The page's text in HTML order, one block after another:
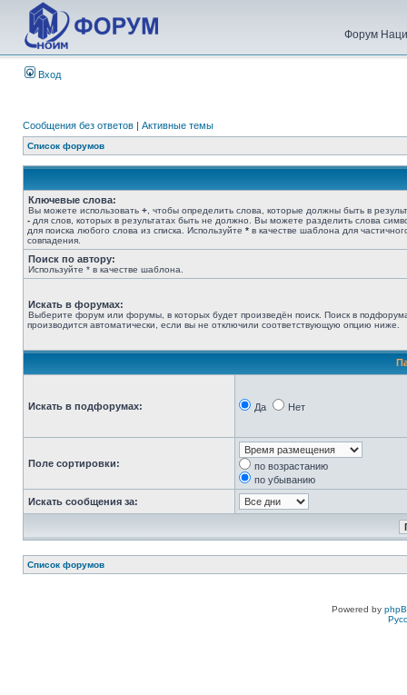
Форум
Вход
Сообщения без ответов | Активные темы
Список форумов
Ключевые слова:
Вы можете использовать + , чтобы определить слова, которые должны быть в
- для слов, которых в результатах быть не должно. Вы можете разделить слова
для поиска любого слова из списка. Используйте * в качестве шаблона для
совпадения.
Поиск по автору:
Используйте * в качестве шаблона.
Искать в форумах:
Выберите форум или форумы, в которых будет произведён поиск. Поиск в
производится автоматически, если вы не отключили соответствующую опцию ниже.
Искать в подфорумах: Да Нет
Поле сортировки:
по возрастанию
по убыванию
Искать сообщения за:
Список форумов
Powered by